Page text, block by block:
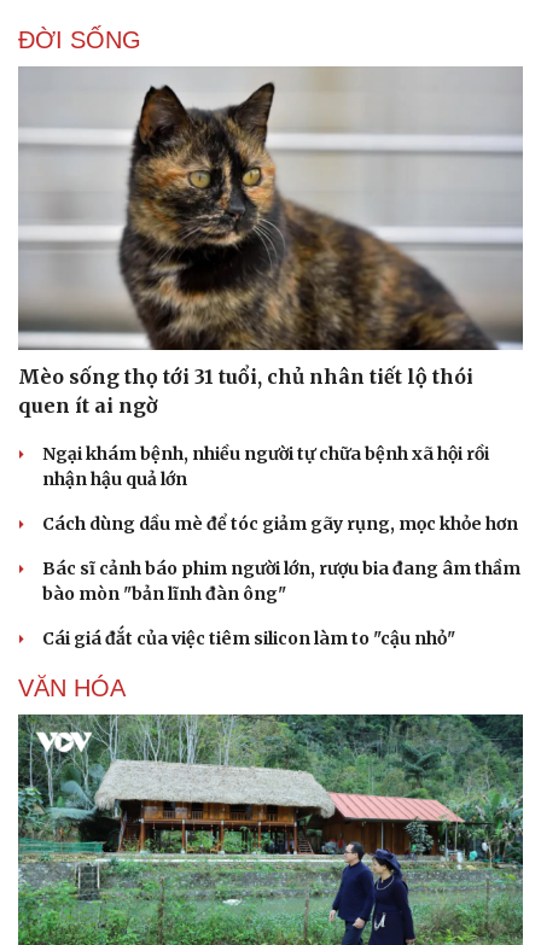
Văn hóa
Sân khấu - Điện ảnh
Âm nhạc
Di sản
Giải trí
Nghệ sĩ
Thời trang
Sao Việt
ĐỜI SỐNG
Mèo sống thọ tới 31 tuổi, chủ nhân tiết lộ thói
quen ít ai ngờ
Ngại khám bệnh, nhiều người tự chữa bệnh xã hội rồi
nhận hậu quả lớn
Cách dùng dầu mè để tóc giảm gãy rụng, mọc khỏe hơn
Bác sĩ cảnh báo phim người lớn, rượu bia đang âm thầm
bào mòn "bản lĩnh đàn ông"
Cái giá đắt của việc tiêm silicon làm to "cậu nhỏ"
VĂN HÓA